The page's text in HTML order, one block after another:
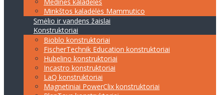
Minkštos kaladėlės Mammutico
Smėlio ir vandens žaislai
Konstruktoriai
Bioblo konstruktoriai
FischerTechnik Education konstruktoriai
Hubelino konstruktoriai
Incastro konstruktoriai
LaQ konstruktoriai
Magnetiniai PowerClix konstruktoriai